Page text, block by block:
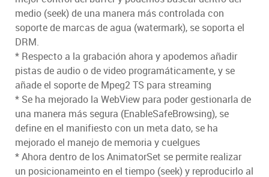
medio (seek) de una manera más controlada con
soporte de marcas de agua (watermark), se soporta el
DRM.
* Respecto a la grabación ahora y apodemos añadir
pistas de audio o de video programáticamente, y se
añade el soporte de Mpeg2 TS para streaming
* Se ha mejorado la WebView para poder gestionarla de
una manera más segura (EnableSafeBrowsing), se
define en el manifiesto con un meta dato, se ha
mejorado el manejo de memoria y cuelgues
* Ahora dentro de los AnimatorSet se permite realizar
un posicionameinto en el tiempo (seek) y reproducirlo al